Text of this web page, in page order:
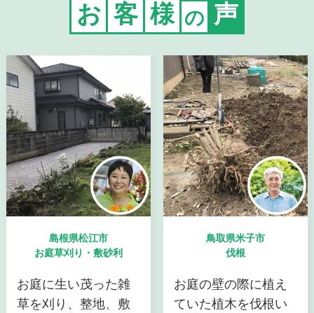
お 客 様 の 声
島根県松江市
お庭草刈り・敷砂利
お庭に生い茂った雑
草を刈り、整地、敷
鳥取県米子市
伐根
お庭の壁の際に植え
ていた植木を伐根い